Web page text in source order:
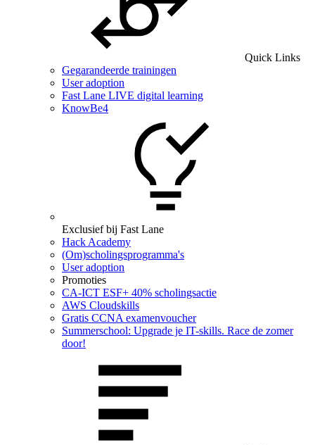
Quick Links
Gegarandeerde trainingen
User adoption
Fast Lane LIVE digital learning
KnowBe4
Exclusief bij Fast Lane
Hack Academy
(Om)scholingsprogramma's
User adoption
Promoties
CA‑ICT ESF+ 40% scholingsactie
AWS Cloudskills
Gratis CCNA examenvoucher
Summerschool: Upgrade je IT-skills. Race de zomer
door!